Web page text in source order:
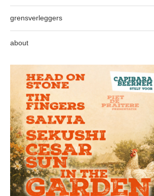
grensverleggers
about